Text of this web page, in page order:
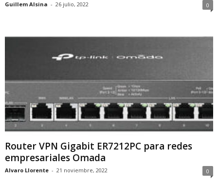
Guillem Alsina - 26 julio, 2022 0
Router VPN Gigabit ER7212PC para redes
empresariales Omada
Alvaro Llorente - 21 noviembre, 2022 0